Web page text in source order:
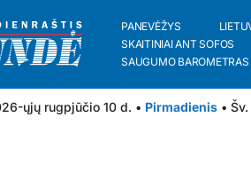
PANEVĖŽYS
SKAITINIAI ANT SOFOS
SAUGUMO BAROMETRAS
ųjų rugpjūčio 10 d. • Pirmadienis• Šv.